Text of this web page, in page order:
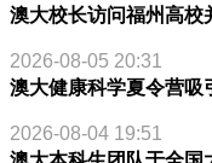
澳大校长访问福州高校
2026-08-05 20:31
澳大健康科学夏令营吸
2026-08-04 19:51